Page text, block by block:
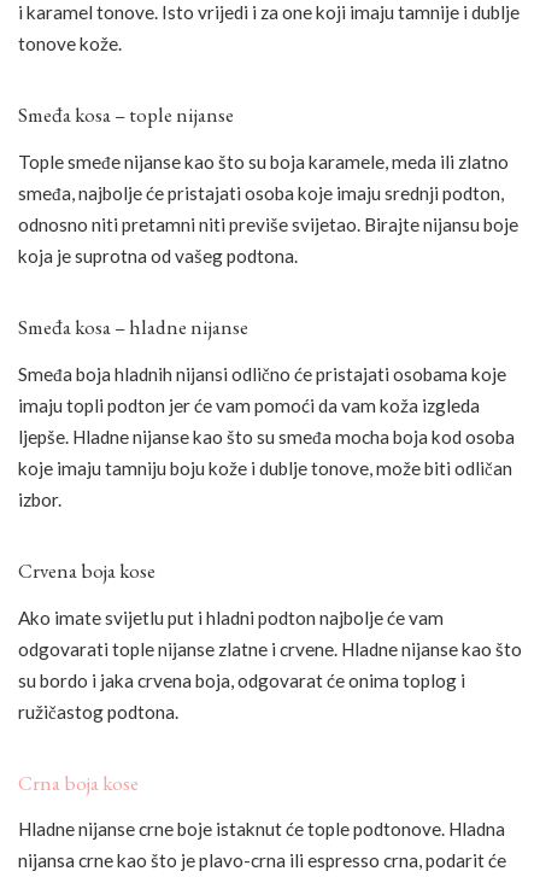
i karamel tonove. Isto vrijedi i za one koji imaju tamnije i dublje
tonove kože.
Smeđa kosa – tople nijanse
Tople smeđe nijanse kao što su boja karamele, meda ili zlatno
smeđa, najbolje će pristajati osoba koje imaju srednji podton,
odnosno niti pretamni niti previše svijetao. Birajte nijansu boje
koja je suprotna od vašeg podtona.
Smeđa kosa – hladne nijanse
Smeđa boja hladnih nijansi odlično će pristajati osobama koje
imaju topli podton jer će vam pomoći da vam koža izgleda
ljepše. Hladne nijanse kao što su smeđa mocha boja kod osoba
koje imaju tamniju boju kože i dublje tonove, može biti odličan
izbor.
Crvena boja kose
Ako imate svijetlu put i hladni podton najbolje će vam
odgovarati tople nijanse zlatne i crvene. Hladne nijanse kao što
su bordo i jaka crvena boja, odgovarat će onima toplog i
ružičastog podtona.
Crna boja kose
Hladne nijanse crne boje istaknut će tople podtonove. Hladna
nijansa crne kao što je plavo-crna ili espresso crna, podarit će